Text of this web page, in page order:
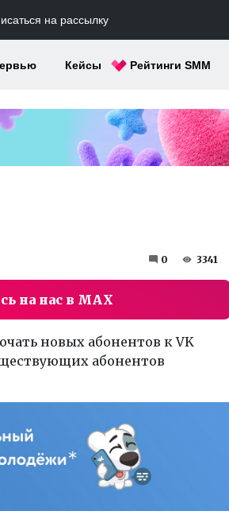
на рассылку
Кейсы Рейтинги SMM
0 3341
на нас в MAX
новых абонентов к VK
абонентов